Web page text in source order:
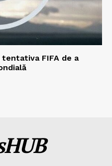
tentativa FIFA de a